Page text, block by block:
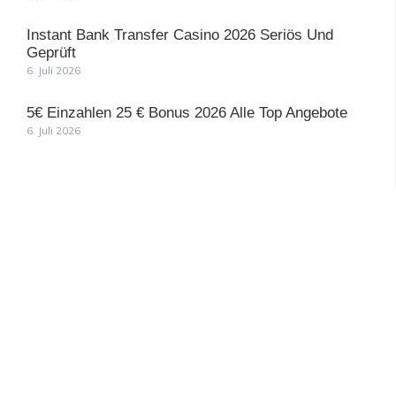
Instant Bank Transfer Casino 2026 Seriös Und
Geprüft
6. Juli 2026
5€ Einzahlen 25 € Bonus 2026 Alle Top Angebote
6. Juli 2026